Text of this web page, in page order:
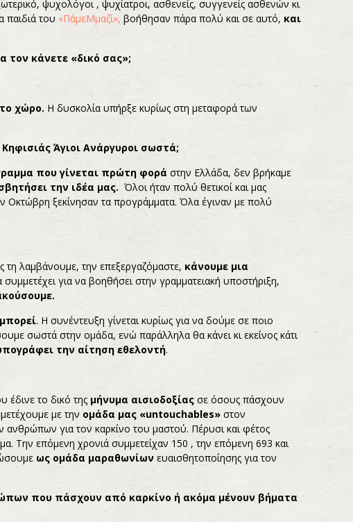
ψυχολόγοι , ψυχίατροι, ασθενείς, συγγενείς ασθενών κι
παιδιά του «ΠάμεMμαζί», βοήθησαν πάρα πολύ και σε αυτό, και
τον κάνετε «δικό σας»;
χώρο. Η δυσκολία υπήρξε κυρίως στη μεταφορά των
Άγιοι Ανάργυροι σωστά;
που γίνεται πρώτη φορά στην Ελλάδα, δεν βρήκαμε
την ιδέα μας. Όλοι ήταν πολύ θετικοί και μας
Οκτώβρη ξεκίνησαν τα προγράμματα. Όλα έγιναν με πολύ
τη λαμβάνουμε, την επεξεργαζόμαστε, κάνουμε μια
για να βοηθήσει στην γραμματειακή υποστήριξη,
. Η συνέντευξη γίνεται κυρίως για να δούμε σε ποιο
σωστά στην ομάδα, ενώ παράλληλα θα κάνει κι εκείνος κάτι
την αίτηση εθελοντή.
έδινε το δικό της μήνυμα αισιοδοξίας σε όσους πάσχουν
με την ομάδα μας «untouchables» στον
για τον καρκίνο του μαστού. Πέρυσι και φέτος
Την επόμενη χρονιά συμμετείχαν 150 , την επόμενη 693 και
ως ομάδα μαραθωνίων ευαισθητοποίησης για τον
που πάσχουν από καρκίνο ή ακόμα μένουν βήματα